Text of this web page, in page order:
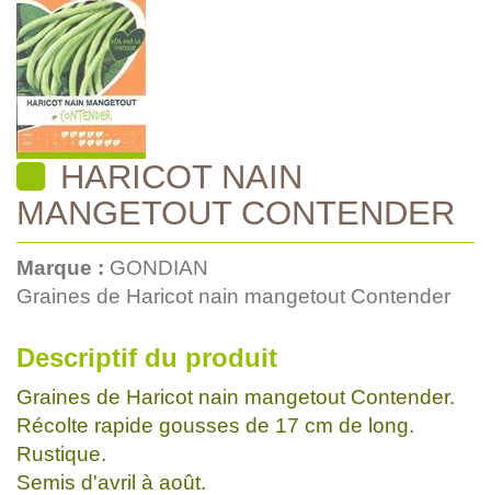
HARICOT NAIN
MANGETOUT CONTENDER
Marque : GONDIAN
Graines de Haricot nain mangetout Contender
Descriptif du produit
Graines de Haricot nain mangetout Contender.
Récolte rapide gousses de 17 cm de long.
Rustique.
Semis d'avril à août.